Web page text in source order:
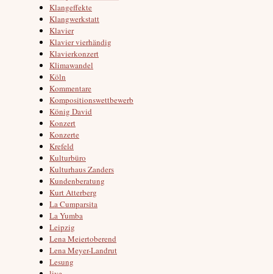
Klangeffekte
Klangwerkstatt
Klavier
Klavier vierhändig
Klavierkonzert
Klimawandel
Köln
Kommentare
Kompositionswettbewerb
König David
Konzert
Konzerte
Krefeld
Kulturbüro
Kulturhaus Zanders
Kundenberatung
Kurt Atterberg
La Cumparsita
La Yumba
Leipzig
Lena Meiertoberend
Lena Meyer-Landrut
Lesung